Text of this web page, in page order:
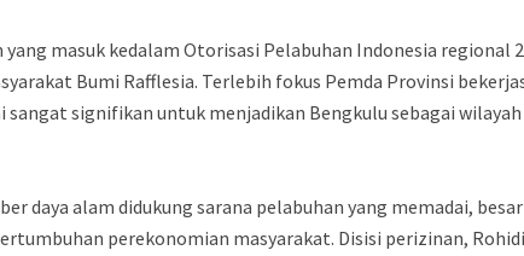
masuk kedalam Otorisasi Pelabuhan Indonesia regional
Bumi Rafflesia. Terlebih fokus Pemda Provinsi
sangat signifikan untuk menjadikan Bengkulu sebagai
daya alam didukung sarana pelabuhan yang memadai,
perekonomian masyarakat. Disisi perizinan,